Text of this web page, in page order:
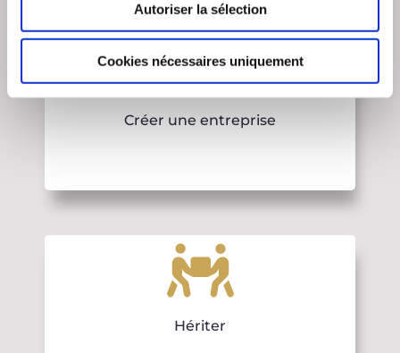
Autoriser la sélection
Cookies nécessaires uniquement
Créer une entreprise
Hériter